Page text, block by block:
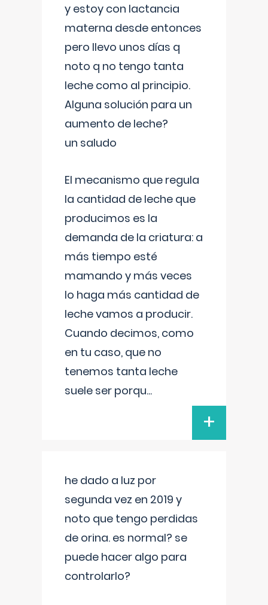
y estoy con lactancia
materna desde entonces
pero llevo unos días q
noto q no tengo tanta
leche como al principio.
Alguna solución para un
aumento de leche?
un saludo
El mecanismo que regula
la cantidad de leche que
producimos es la
demanda de la criatura: a
más tiempo esté
mamando y más veces
lo haga más cantidad de
leche vamos a producir.
Cuando decimos, como
en tu caso, que no
tenemos tanta leche
suele ser porqu...
+
he dado a luz por
segunda vez en 2019 y
noto que tengo perdidas
de orina. es normal? se
puede hacer algo para
controlarlo?